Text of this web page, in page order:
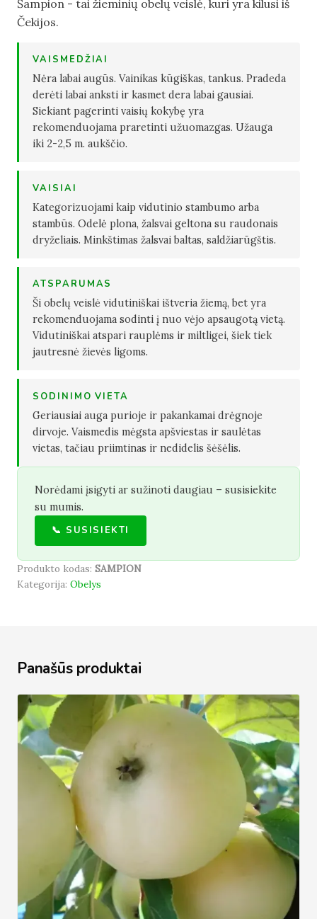
Šampion - tai žieminių obelų veislė, kuri yra kilusi iš
Čekijos.
VAISMEDŽIAI
Nėra labai augūs. Vainikas kūgiškas, tankus. Pradeda
derėti labai anksti ir kasmet dera labai gausiai.
Siekiant pagerinti vaisių kokybę yra
rekomenduojama praretinti užuomazgas. Užauga
iki 2-2,5 m. aukščio.
VAISIAI
Kategorizuojami kaip vidutinio stambumo arba
stambūs. Odelė plona, žalsvai geltona su raudonais
dryželiais. Minkštimas žalsvai baltas, saldžiarūgštis.
ATSPARUMAS
Ši obelų veislė vidutiniškai ištveria žiemą, bet yra
rekomenduojama sodinti į nuo vėjo apsaugotą vietą.
Vidutiniškai atspari rauplėms ir miltligei, šiek tiek
jautresnė žievės ligoms.
SODINIMO VIETA
Geriausiai auga purioje ir pakankamai drėgnoje
dirvoje. Vaismedis mėgsta apšviestas ir saulėtas
vietas, tačiau priimtinas ir nedidelis šėšėlis.
Norėdami įsigyti ar sužinoti daugiau – susisiekite
su mumis.
📞 SUSISIEKTI
Produkto kodas: SAMPION
Kategorija: Obelys
Panašūs produktai